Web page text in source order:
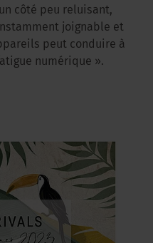
côté peu reluisant,
joignable et
peut conduire à
numérique ».